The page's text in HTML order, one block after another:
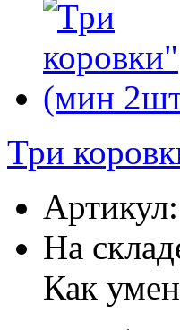
Три
Артикул:
На
Как